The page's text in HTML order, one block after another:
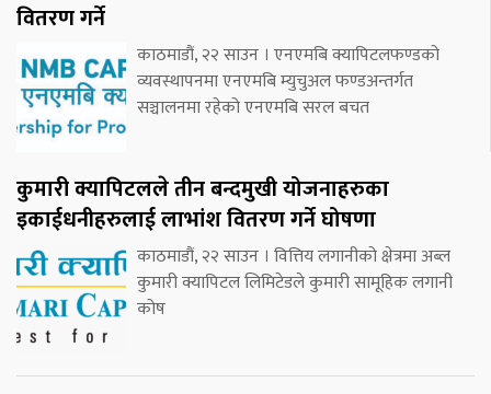
वितरण गर्ने
काठमाडौं, २२ साउन । एनएमबि क्यापिटलफण्डको
व्यवस्थापनमा एनएमबि म्युचुअल फण्डअन्तर्गत
सञ्चालनमा रहेको एनएमबि सरल बचत
कुमारी क्यापिटलले तीन बन्दमुखी योजनाहरुका
इकाईधनीहरुलाई लाभांश वितरण गर्ने घोषणा
काठमाडौं, २२ साउन । वित्तिय लगानीको क्षेत्रमा अब्ल
कुमारी क्यापिटल लिमिटेडले कुमारी सामूहिक लगानी
कोष